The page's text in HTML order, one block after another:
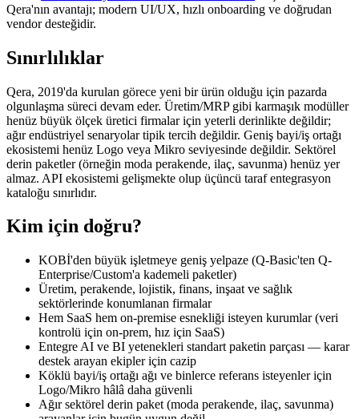
Qera'nın avantajı; modern UI/UX, hızlı onboarding ve doğrudan
vendor desteğidir.
Sınırlılıklar
Qera, 2019'da kurulan görece yeni bir ürün olduğu için pazarda
olgunlaşma süreci devam eder. Üretim/MRP gibi karmaşık modüller
henüz büyük ölçek üretici firmalar için yeterli derinlikte değildir;
ağır endüstriyel senaryolar tipik tercih değildir. Geniş bayi/iş ortağı
ekosistemi henüz Logo veya Mikro seviyesinde değildir. Sektörel
derin paketler (örneğin moda perakende, ilaç, savunma) henüz yer
almaz. API ekosistemi gelişmekte olup üçüncü taraf entegrasyon
kataloğu sınırlıdır.
Kim için doğru?
KOBİ'den büyük işletmeye geniş yelpaze (Q-Basic'ten Q-
Enterprise/Custom'a kademeli paketler)
Üretim, perakende, lojistik, finans, inşaat ve sağlık
sektörlerinde konumlanan firmalar
Hem SaaS hem on-premise esnekliği isteyen kurumlar (veri
kontrolü için on-prem, hız için SaaS)
Entegre AI ve BI yetenekleri standart paketin parçası — karar
destek arayan ekipler için cazip
Köklü bayi/iş ortağı ağı ve binlerce referans isteyenler için
Logo/Mikro hâlâ daha güvenli
Ağır sektörel derin paket (moda perakende, ilaç, savunma)